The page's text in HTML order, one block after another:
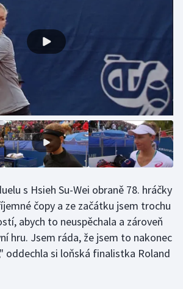
s Hsieh Su-Wei obraně 78. hráčky
čopy a ze začátku jsem trochu
abych to neuspěchala a zároveň
hru. Jsem ráda, že jsem to nakonec
oddechla si loňská finalistka Roland